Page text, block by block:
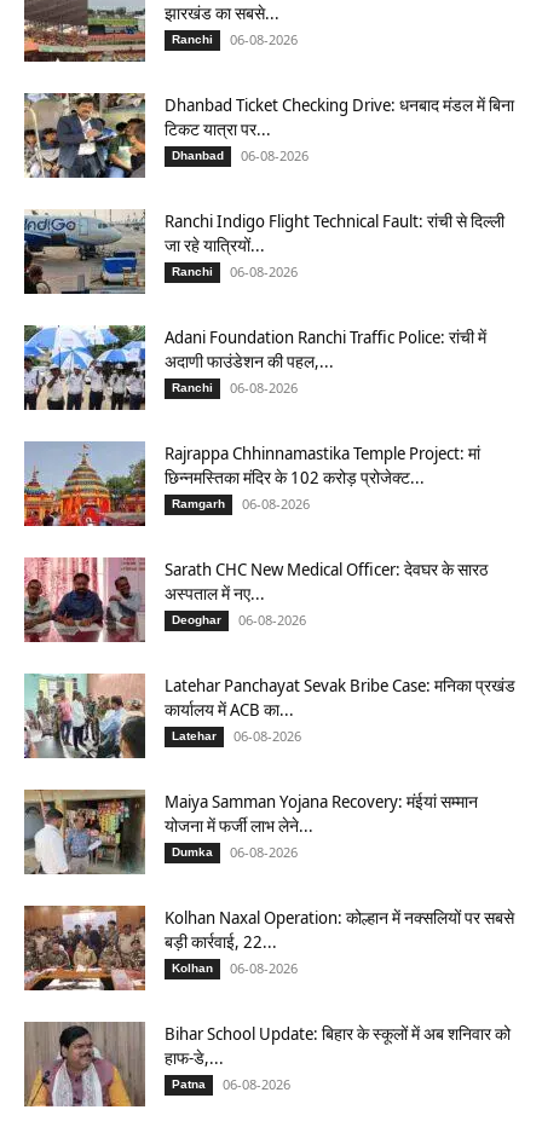
झारखंड का सबसे...
Ranchi 06-08-2026
Dhanbad Ticket Checking Drive: धनबाद मंडल में बिना
टिकट यात्रा पर...
Dhanbad 06-08-2026
Ranchi Indigo Flight Technical Fault: रांची से दिल्ली
जा रहे यात्रियों...
Ranchi 06-08-2026
Adani Foundation Ranchi Traffic Police: रांची में
अदाणी फाउंडेशन की पहल,...
Ranchi 06-08-2026
Rajrappa Chhinnamastika Temple Project: मां
छिन्नमस्तिका मंदिर के 102 करोड़ प्रोजेक्ट...
Ramgarh 06-08-2026
Sarath CHC New Medical Officer: देवघर के सारठ
अस्पताल में नए...
Deoghar 06-08-2026
Latehar Panchayat Sevak Bribe Case: मनिका प्रखंड
कार्यालय में ACB का...
Latehar 06-08-2026
Maiya Samman Yojana Recovery: मंईयां सम्मान
योजना में फर्जी लाभ लेने...
Dumka 06-08-2026
Kolhan Naxal Operation: कोल्हान में नक्सलियों पर सबसे
बड़ी कार्रवाई, 22...
Kolhan 06-08-2026
Bihar School Update: बिहार के स्कूलों में अब शनिवार को
हाफ-डे,...
Patna 06-08-2026